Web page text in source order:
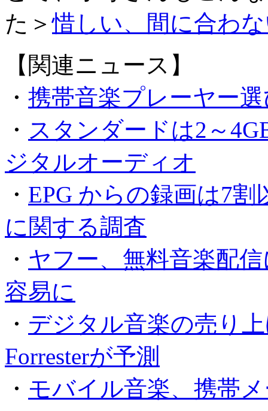
た＞惜しい、間に合わ
【関連ニュース】
・ 携帯音楽プレーヤー
・ スタンダードは2～
ジタルオーディオ
・ EPG からの録画は7
に関する調査
・ ヤフー、無料音楽配
容易に
・ デジタル音楽の売り
Forresterが予測
・ モバイル音楽、携帯